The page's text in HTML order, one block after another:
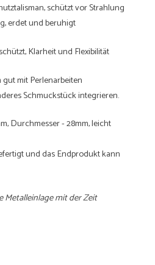
schützt vor Strahlung
erdet und beruhigt
Klarheit und Flexibilität
mit Perlenarbeiten
Schmuckstück integrieren.
Durchmesser - 28mm, leicht
und das Endprodukt kann
Metalleinlage mit der Zeit